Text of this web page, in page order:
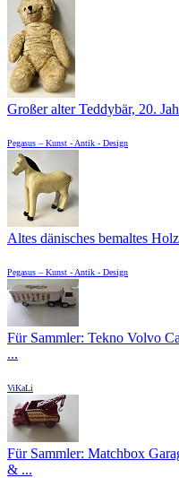
Großer alter Teddybär, 20.
Pegasus – Kunst - Antik - Design
Altes dänisches bemaltes
Pegasus – Kunst - Antik - Design
Für Sammler: Tekno Volvo
...
ViKaLi
Für Sammler: Matchbox
& ...